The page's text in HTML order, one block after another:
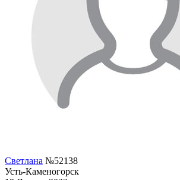
Светлана №52138
Усть-Каменогорск